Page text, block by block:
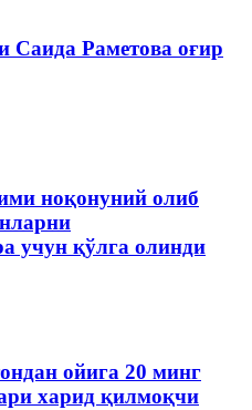
Саида Раметова оғир
ноқонуний олиб
учун қўлга олинди
ойига 20 минг
харид қилмоқчи